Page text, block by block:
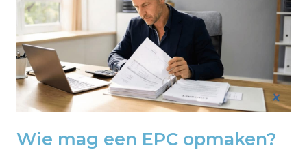
Wie mag een EPC opmaken?